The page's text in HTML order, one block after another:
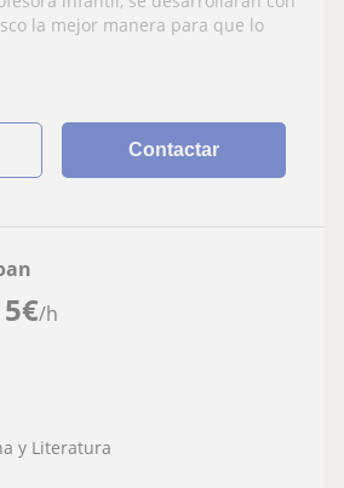
la mejor manera para que lo
Contactar
€/h
y Literatura